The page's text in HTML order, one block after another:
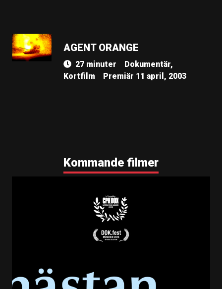
AGENT ORANGE
27 minuter
Dokumentär,
Kortfilm
Premiär 11 april, 2003
Kommande filmer